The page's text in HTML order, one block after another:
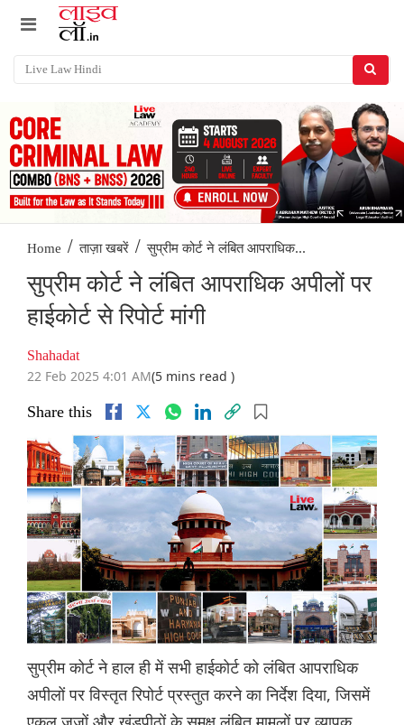
Home / ताज़ा खबरें / सुप्रीम कोर्ट ने लंबित आपराधिक...
सुप्रीम कोर्ट ने लंबित आपराधिक अपीलों पर
हाईकोर्ट से रिपोर्ट मांगी
Shahadat
22 Feb 2025 4:01 AM(5 mins read )
Share this
सुप्रीम कोर्ट ने हाल ही में सभी हाईकोर्ट को लंबित आपराधिक
अपीलों पर विस्तृत रिपोर्ट प्रस्तुत करने का निर्देश दिया, जिसमें